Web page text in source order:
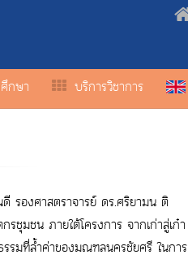
กษา บริการวิชาการ
รองศาสตราจารย์ ดร.ศริยามน ติ
ชุมชน ภายใต้โครงการ จากเก่าสู่เก๋า
รมที่ล้ำค่าของมณฑลนครชัยศรี ในการ